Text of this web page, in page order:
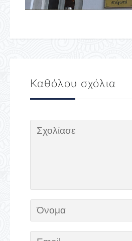
Καθόλου σχόλια